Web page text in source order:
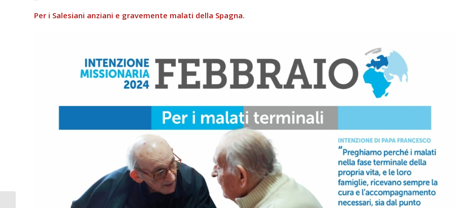
Per i Salesiani anziani e gravemente malati della Spagna.